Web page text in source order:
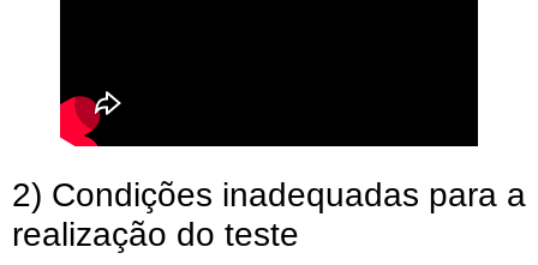
2) Condições inadequadas para a
realização do teste